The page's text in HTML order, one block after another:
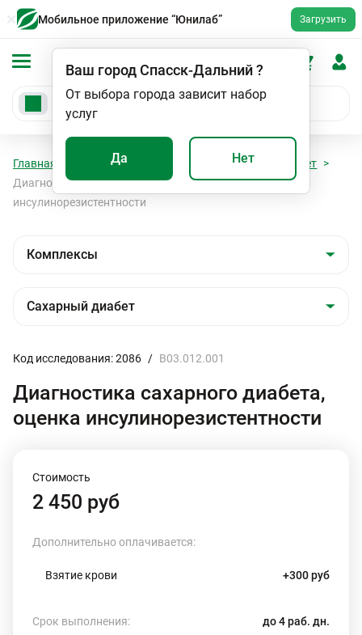
Мобильное приложение “Юнилаб” Загрузить
Ваш городСпасск-Дальний?
От выбора города зависит набор
услуг
Да Нет
Главная Анализы
Сахарный диабет
Диагностика сахарного диабета, оценка
инсулинорезистентности
Код исследования: 2086 / B03.012.001
Диагностика сахарного диабета,
оценка инсулинорезистентности
Стоимость
2 450 руб
Дополнительно оплачивается:
Взятие крови +300 руб
Срок выполнения: до 4 раб. дн.